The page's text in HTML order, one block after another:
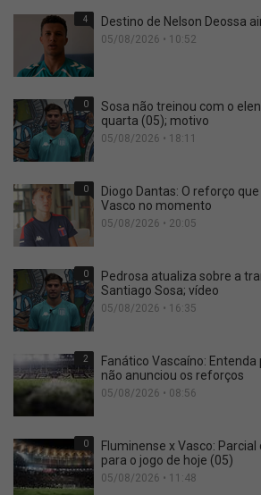
4 Destino de Nelson Deossa
05/08/2026 • 10:52
0
Sosa não treinou com o
quarta (05); motivo
05/08/2026 • 18:11
0
Diogo Dantas: O reforço
Vasco no momento
05/08/2026 • 20:05
0
Pedrosa atualiza sobre a
Santiago Sosa; vídeo
05/08/2026 • 16:35
2
Fanático Vascaíno:
não anunciou os reforços
05/08/2026 • 08:56
0
Fluminense x Vasco:
para o jogo de hoje (05)
05/08/2026 • 11:48